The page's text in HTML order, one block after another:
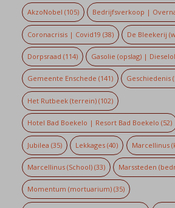
AkzoNobel (105) Bedrijfsverkoop |
Coronacrisis | Covid19 (38) De Bleekerij
Dorpsraad (114) Gasolie (opslag) |
Gemeente Enschede (141) Geschiedenis
Het Rutbeek (terrein)(102)
Hotel Bad Boekelo | Resort Bad Boekelo (52)
Jubilea (35) Lekkages (40) Marcellinus
Marcellinus (School)(33) Marssteden
Momentum (mortuarium)(35)